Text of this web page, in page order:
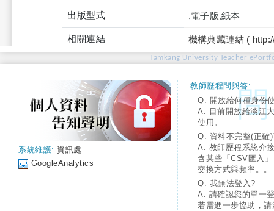
出版型式 ,電子版,紙本
相關連結 機構典藏連結 (
Tamkang University Teacher
系統維護: 資訊處
GoogleAnalytics
教師歷程問與答:
Q: 開放給何種身份
A: 目前開放給淡江
使用。
Q: 資料不完整(正確
A: 教師歷程系統介
含某些「CSV匯入
交換方式與頻率。。
Q: 我無法登入?
A: 請確認您的單一
若需進一步協助，